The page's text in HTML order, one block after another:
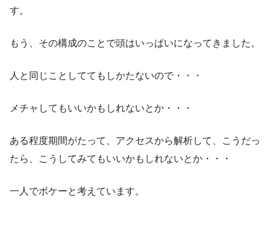
す。
もう、その構成のことで頭はいっぱいになってきました。
人と同じことしててもしかたないので・・・
メチャしてもいいかもしれないとか・・・
ある程度期間がたって、アクセスから解析して、こうだっ
たら、こうしてみてもいいかもしれないとか・・・
一人でボケーと考えています。